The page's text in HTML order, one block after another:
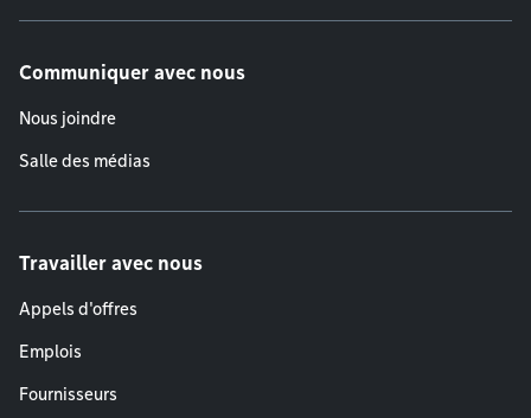
Communiquer avec nous
Nous joindre
Salle des médias
Travailler avec nous
Appels d'offres
Emplois
Fournisseurs